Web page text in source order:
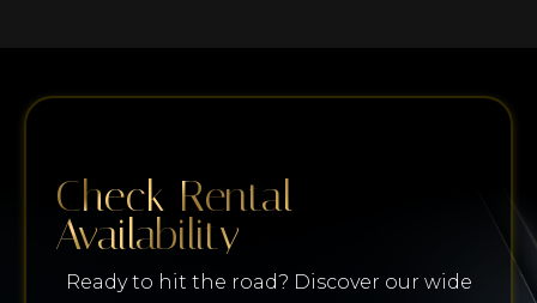
Check Rental
Availability
Ready to hit the road? Discover our wide